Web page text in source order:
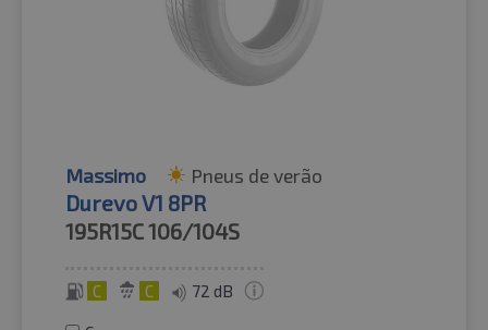
Massimo Pneus de verão
Durevo V1 8PR
195R15C106/104S
C C 72 dB